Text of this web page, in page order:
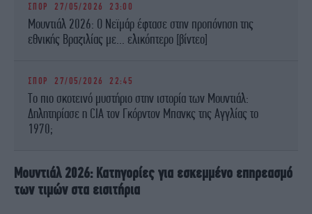
ΣΠΟΡ 27/05/2026 23:00
Μουντιάλ 2026: Ο Νεϊμάρ έφτασε στην προπόνηση της
εθνικής Βραζιλίας με... ελικόπτερο [βίντεο]
ΣΠΟΡ 27/05/2026 22:45
Το πιο σκοτεινό μυστήριο στην ιστορία των Μουντιάλ:
Δηλητηρίασε η CIA τον Γκόρντον Μπανκς της Αγγλίας το
1970;
Μουντιάλ 2026: Κατηγορίες για εσκεμμένο επηρεασμό
των τιμών στα εισιτήρια